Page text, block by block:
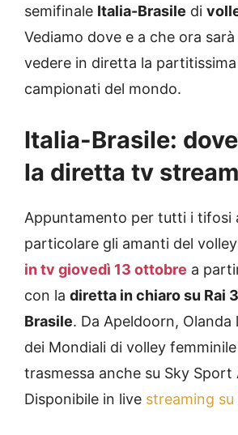
semifinale Italia-Brasile di
Vediamo dove e a che ora
vedere in diretta la
campionati del mondo.
Italia-Brasile:
la diretta tv
Appuntamento per tutti i tifosi
particolare gli amanti del
in tv giovedì 13 ottobre a
con la diretta in chiaro su Rai 3
Brasile. Da Apeldoorn, Olanda
dei Mondiali di volley
trasmessa anche su Sky Sport
Disponibile in live streaming su